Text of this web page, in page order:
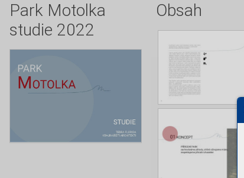
Park Motolka
studie 2022
Obsah